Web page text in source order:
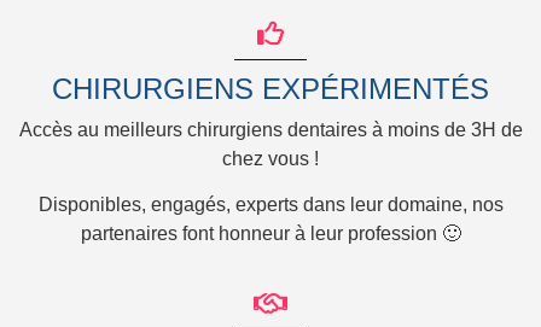
CHIRURGIENS EXPÉRIMENTÉS
Accès au meilleurs chirurgiens dentaires à moins de 3H de
chez vous !
Disponibles, engagés, experts dans leur domaine, nos
partenaires font honneur à leur profession 🙂